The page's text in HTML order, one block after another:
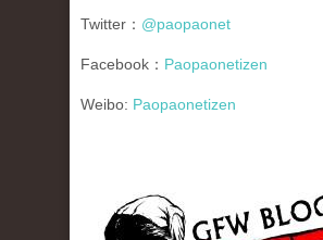
Twitter： @paopaonet
Facebook： Paopaonetizen
Weibo: Paopaonetizen
gfw_blog_small.jpg